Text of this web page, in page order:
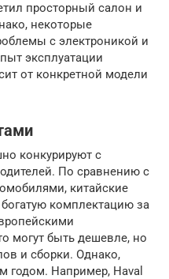
просторный салон и
некоторые
с электроникой и
эксплуатации
от конкретной модели
конкурируют с
По сравнению с
китайские
комплектацию за
могут быть дешевле, но
и сборки. Однако,
годом. Например, Haval